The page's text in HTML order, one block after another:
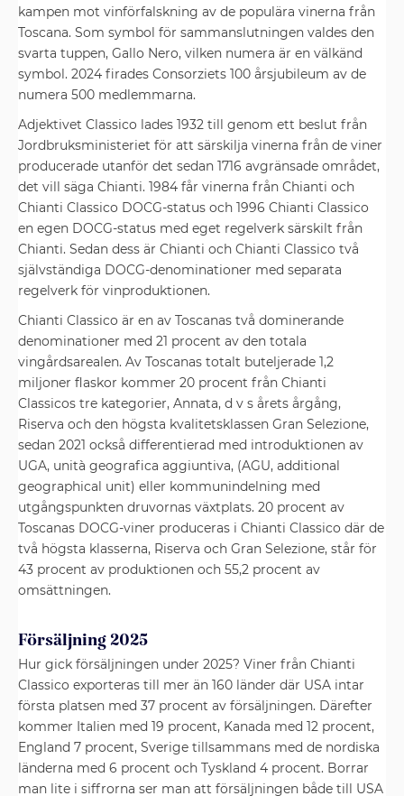
kampen mot vinförfalskning av de populära vinerna från
Toscana. Som symbol för sammanslutningen valdes den
svarta tuppen, Gallo Nero, vilken numera är en välkänd
symbol. 2024 firades Consorziets 100 årsjubileum av de
numera 500 medlemmarna.
Adjektivet Classico lades 1932 till genom ett beslut från
Jordbruksministeriet för att särskilja vinerna från de viner
producerade utanför det sedan 1716 avgränsade området,
det vill säga Chianti. 1984 får vinerna från Chianti och
Chianti Classico DOCG-status och 1996 Chianti Classico
en egen DOCG-status med eget regelverk särskilt från
Chianti. Sedan dess är Chianti och Chianti Classico två
självständiga DOCG-denominationer med separata
regelverk för vinproduktionen.
Chianti Classico är en av Toscanas två dominerande
denominationer med 21 procent av den totala
vingårdsarealen. Av Toscanas totalt buteljerade 1,2
miljoner flaskor kommer 20 procent från Chianti
Classicos tre kategorier, Annata, d v s årets årgång,
Riserva och den högsta kvalitetsklassen Gran Selezione,
sedan 2021 också differentierad med introduktionen av
UGA, unità geografica aggiuntiva, (AGU, additional
geographical unit) eller kommunindelning med
utgångspunkten druvornas växtplats. 20 procent av
Toscanas DOCG-viner produceras i Chianti Classico där de
två högsta klasserna, Riserva och Gran Selezione, står för
43 procent av produktionen och 55,2 procent av
omsättningen.
Försäljning 2025
Hur gick försäljningen under 2025? Viner från Chianti
Classico exporteras till mer än 160 länder där USA intar
första platsen med 37 procent av försäljningen. Därefter
kommer Italien med 19 procent, Kanada med 12 procent,
England 7 procent, Sverige tillsammans med de nordiska
länderna med 6 procent och Tyskland 4 procent. Borrar
man lite i siffrorna ser man att försäljningen både till USA